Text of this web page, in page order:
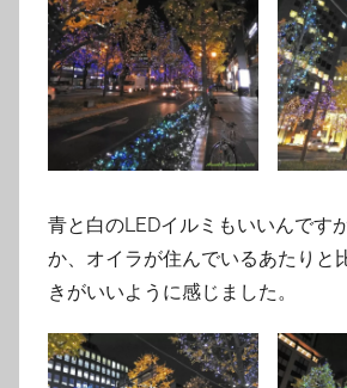
青と白のLEDイルミもいいんです
か、オイラが住んでいるあたりと
きがいいように感じました。